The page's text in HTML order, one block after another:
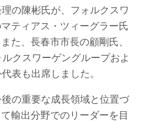
の陳彬氏が、フォルクスワ
ティアス・ツィーグラー氏
た、長春市市長の顧剛氏、
クスワーゲングループおよ
表も出席しました。
の重要な成長領域と位置づ
輸出分野でのリーダーを目